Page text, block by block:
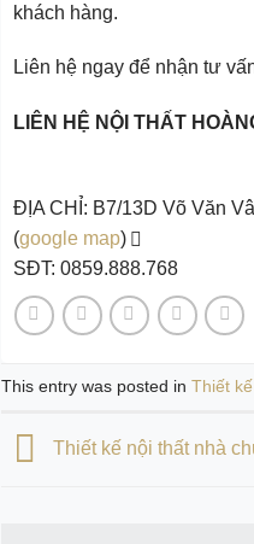
khách hàng.
Liên hệ ngay để nhận tư
LIÊN HỆ NỘI THẤT
ĐỊA CHỈ: B7/13D Võ Văn
(google map)
SĐT: 0859.888.768
This entry was posted in Thiết
Thiết kế nội thất nhà